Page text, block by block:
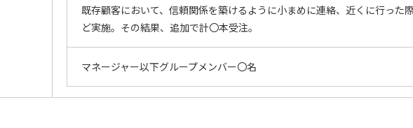
既存顧客において、信頼関係を築けるように小まめに連絡、近くに行った
ど実施。その結果、追加で計〇本受注。
マネージャー以下グループメンバー〇名